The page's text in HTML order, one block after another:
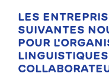
LES
SUIVANTES
POUR